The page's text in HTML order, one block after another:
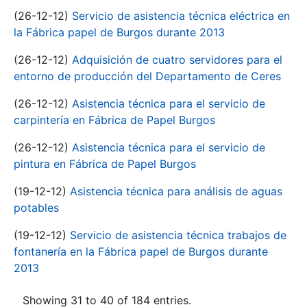
(26-12-12) Servicio de asistencia técnica eléctrica en
la Fábrica papel de Burgos durante 2013
(26-12-12) Adquisición de cuatro servidores para el
entorno de producción del Departamento de Ceres
(26-12-12) Asistencia técnica para el servicio de
carpintería en Fábrica de Papel Burgos
(26-12-12) Asistencia técnica para el servicio de
pintura en Fábrica de Papel Burgos
(19-12-12) Asistencia técnica para análisis de aguas
potables
(19-12-12) Servicio de asistencia técnica trabajos de
fontanería en la Fábrica papel de Burgos durante
2013
Showing 31 to 40 of 184 entries.